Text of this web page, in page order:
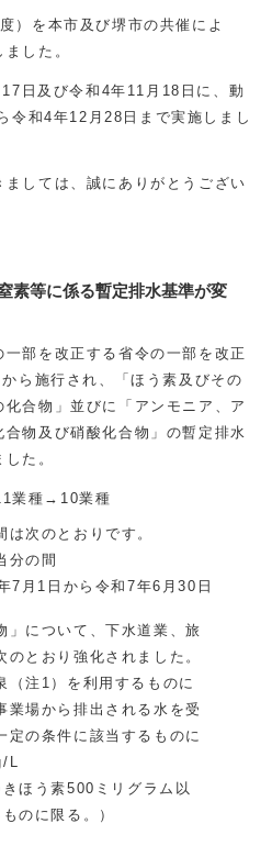
）を本市及び堺市の共催によ
した。
日及び令和4年11月18日に、動
令和4年12月28日まで実施しまし
しては、誠にありがとうござい
素等に係る暫定排水基準が変
部を改正する省令の一部を改正
ら施行され、「ほう素及びその
合物」並びに「アンモニア、ア
物及び硝酸化合物」の暫定排水
た。
業種→10業種
次のとおりです。
分の間
月1日から令和7年6月30日
」について、下水道業、旅
とおり強化されました。
（注1）を利用するものに
業場から排出される水を受
定の条件に該当するものに
L
ほう素500ミリグラム以
のに限る。）